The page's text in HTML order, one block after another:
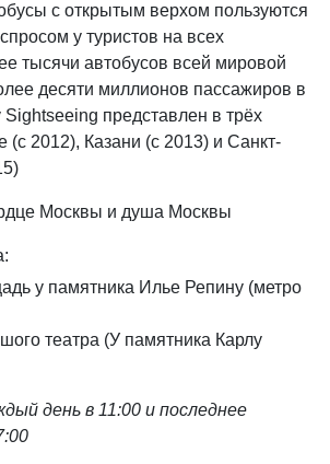
с открытым верхом пользуются
у туристов на всех
тысячи автобусов всей мировой
десяти миллионов пассажиров в
Sightseeing представлен в трёх
(с 2012), Казани (с 2013) и Санкт-
Москвы и душа Москвы
у памятника Илье Репину (метро
театра (У памятника Карлу
день в 11:00 и последнее